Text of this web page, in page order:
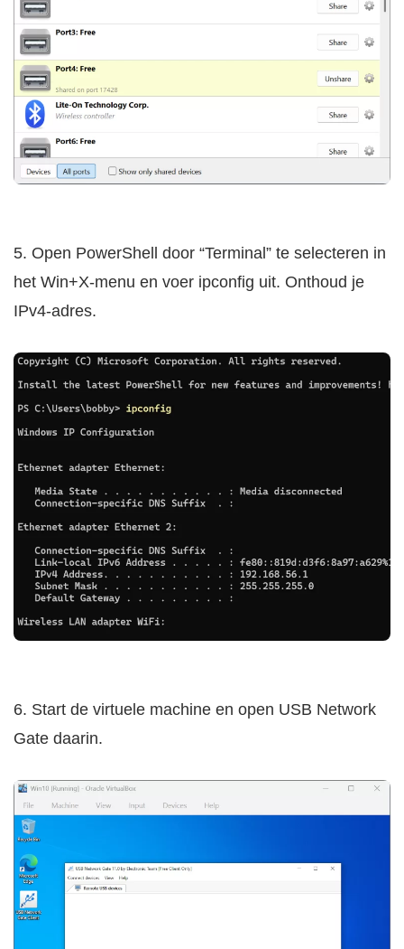
5. Open PowerShell door “Terminal” te selecteren in
het Win+X-menu en voer ipconfig uit. Onthoud je
IPv4-adres.
6. Start de virtuele machine en open USB Network
Gate daarin.